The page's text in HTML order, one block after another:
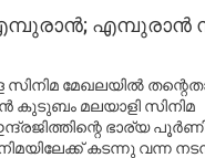
എമ്പുരാൻ
സിനിമ മേഖലയിൽ
മലയാളി സിനിമ
ഭാര്യ
കടന്നു വന്ന